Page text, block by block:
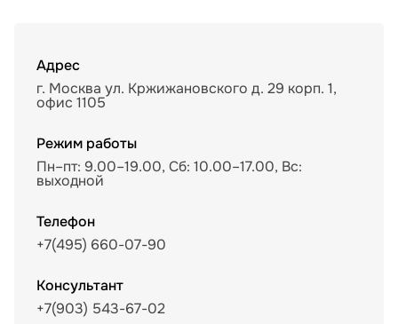
Адрес
г. Москва ул. Кржижановского д. 29 корп. 1,
офис 1105
Режим работы
Пн–пт: 9.00–19.00, Сб: 10.00–17.00, Вс:
выходной
Телефон
+7(495) 660-07-90
Консультант
+7(903) 543-67-02